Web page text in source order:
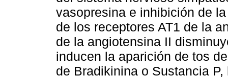
vasopresina e inhibición de
de los receptores AT1 de la
de la angiotensina II
inducen la aparición de tos
de Bradikinina o Sustancia